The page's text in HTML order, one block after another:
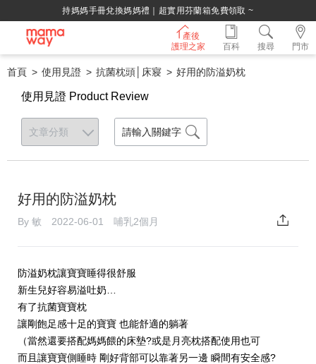
持媽媽手冊兌換媽媽禮｜超實用芬蘭箱免費領取 ~
產後
護理之家
門市
百科 搜尋
首頁 使用見證 抗菌枕頭│床寢 好用的防溢奶枕
使用見證 Product Review
好用的防溢奶枕
By 敏 2022-06-01 哺乳2個月
防溢奶枕讓寶寶睡得很舒服
新生兒好容易溢吐奶…
有了抗菌寶寶枕
讓剛飽足感十足的寶寶 也能舒適的躺著
（當然還要搭配媽媽餵的床墊?或是月亮枕搭配使用也可
而且讓寶寶側睡時 剛好背部可以靠著另一邊 瞬間有安全感?